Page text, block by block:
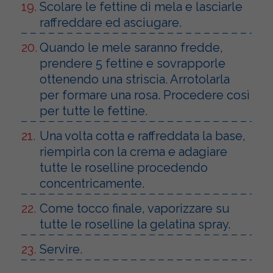
Scolare le fettine di mela e lasciarle
raffreddare ed asciugare.
Quando le mele saranno fredde,
prendere 5 fettine e sovrapporle
ottenendo una striscia. Arrotolarla
per formare una rosa. Procedere così
per tutte le fettine.
Una volta cotta e raffreddata la base,
riempirla con la crema e adagiare
tutte le roselline procedendo
concentricamente.
Come tocco finale, vaporizzare su
tutte le roselline la gelatina spray.
Servire.